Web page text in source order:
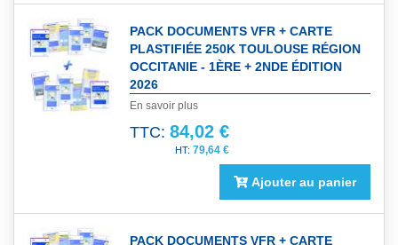
PACK DOCUMENTS VFR + CARTE
PLASTIFIÉE 250K TOULOUSE RÉGION
OCCITANIE - 1ÈRE + 2NDE ÉDITION
2026
En savoir plus
TTC: 84,02 €
79,64 €
Ajouter au panier
PACK DOCUMENTS VFR + CARTE